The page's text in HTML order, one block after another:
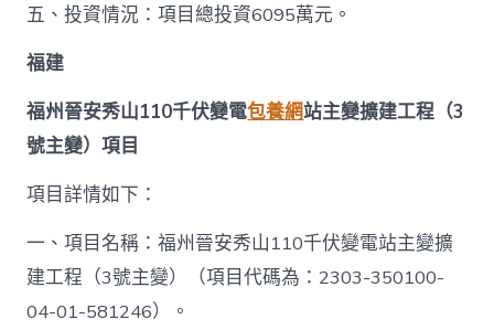
五、投資情況：項目總投資6095萬元。
福建
福州晉安秀山110千伏變電包養網站主變擴建工程（3
號主變）項目
項目詳情如下：
一、項目名稱：福州晉安秀山110千伏變電站主變擴
建工程（3號主變）（項目代碼為：2303-350100-
04-01-581246）。